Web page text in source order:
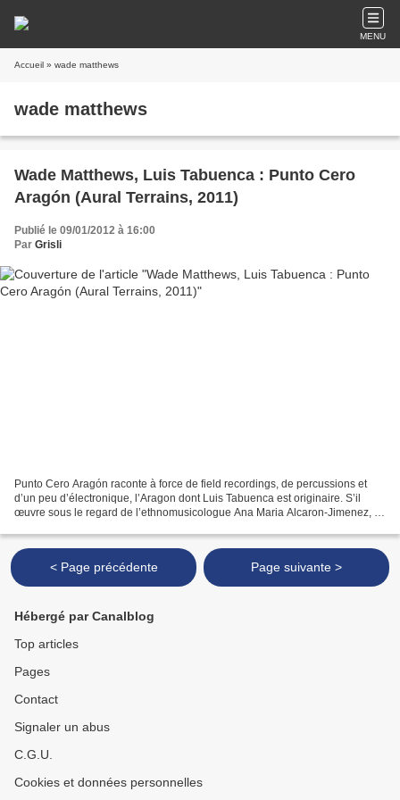
MENU
Accueil » wade matthews
wade matthews
Wade Matthews, Luis Tabuenca : Punto Cero
Aragón (Aural Terrains, 2011)
Publié le 09/01/2012 à 16:00
Par Grisli
Punto Cero Aragón raconte à force de field recordings, de percussions et
d’un peu d’électronique, l’Aragon dont Luis Tabuenca est originaire. S’il
œuvre sous le regard de l’ethnomusicologue Ana Maria Alcaron-Jimenez, le
< Page précédente Page suivante >
Hébergé par Canalblog
Top articles
Pages
Contact
Signaler un abus
C.G.U.
Cookies et données personnelles